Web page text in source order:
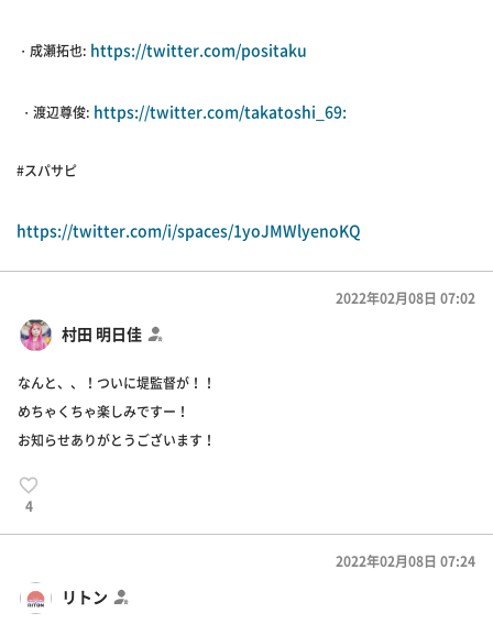
・成瀬拓也: https://twitter.com/positaku
・渡辺尊俊: https://twitter.com/takatoshi_69:
#スパサピ
https://twitter.com/i/spaces/1yoJMWlyenoKQ
村田 明日佳
2022年02月08日 07:02
なんと、、！ついに堤監督が！！
めちゃくちゃ楽しみですー！
お知らせありがとうございます！
4
リトン
2022年02月08日 07:24